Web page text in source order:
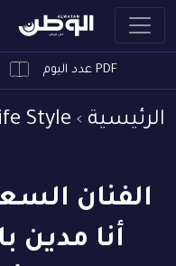
PDF عدد اليوم
الرئيسية Style
الفنان
أنا مدين